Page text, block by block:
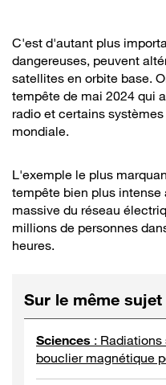
C'est d'autant plus
dangereuses, peuvent
satellites en orbite base.
tempête de mai 2024 qui
radio et certains
mondiale.
L'exemple le plus
tempête bien plus
massive du réseau
millions de personnes
heures.
Sur le même sujet
Sciences : Radiations
bouclier magnétique
astronautes